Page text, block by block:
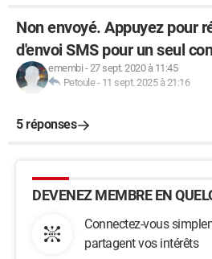
Non envoyé. Appuyez pour
d'envoi SMS pour un seul
emembi -27 sept. 2020 à 11:45
Petoule- 11 sept. 2025 à 21:16
5 réponses
DEVENEZ MEMBRE EN
Connectez-vous
partagent vos intérêts